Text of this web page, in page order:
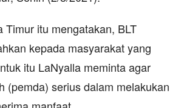
Timur itu mengatakan, BLT
kepada masyarakat yang
itu LaNyalla meminta agar
(pemda) serius dalam melakukan